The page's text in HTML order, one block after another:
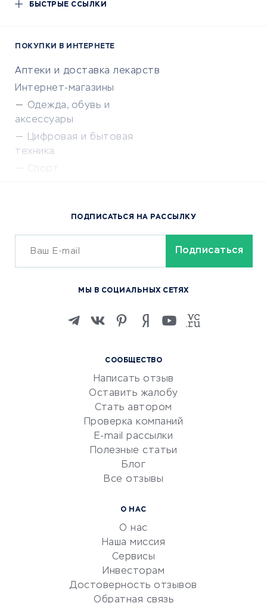
БЫСТРЫЕ ССЫЛКИ
ПОКУПКИ В ИНТЕРНЕТЕ
Аптеки и доставка лекарств
Интернет-магазины
Одежда, обувь и
аксессуары
Цифровая и бытовая
техника
Спорт
Сервисы доставки
ОБУЧЕНИЕ И РАБОТА
Изучение иностранных
Маркетинг и продажи
Репетиторство
Красота и здоровье
Сервисы по поиску работы
Сетевой маркетинг
УСЛУГИ ДЛЯ БИЗНЕСА
документооборот
СООБЩЕСТВО
Написать отзыв
Оставить жалобу
Стать автором
Проверка компаний
E-mail рассылки
Полезные статьи
Блог
Все отзывы
О НАС
О нас
Наша миссия
Сервисы
Инвесторам
Достоверность отзывов
Обратная связь
ПОДПИСАТЬСЯ НА РАССЫЛКУ
МЫ В СОЦИАЛЬНЫХ СЕТЯХ